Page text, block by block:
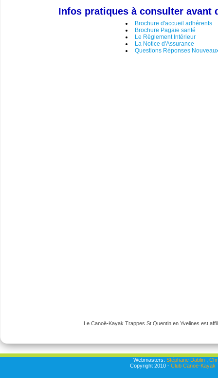
Infos pratiques à consulter avant
Brochure d'accueil adhérents
Brochure Pagaie santé
Le Règlement Intérieur
La Notice d'Assurance
Questions Réponses
Le Canoë-Kayak Trappes St Quentin en Yvelines est
Webmasters: Stéphane Dablin,
Copyright 2010 - Club Canoë-Kayak